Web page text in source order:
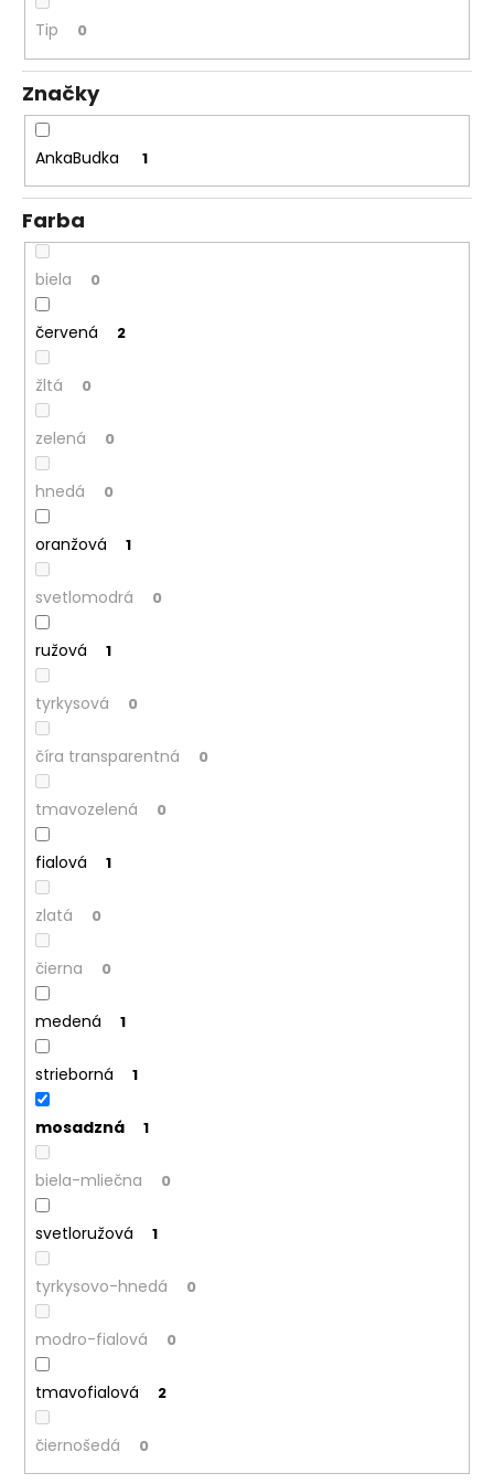
Tip 0
Značky
AnkaBudka 1
Farba
biela 0
červená 2
žltá 0
zelená 0
hnedá 0
oranžová 1
svetlomodrá 0
ružová 1
tyrkysová 0
číra transparentná 0
tmavozelená 0
fialová 1
zlatá 0
čierna 0
medená 1
strieborná 1
mosadzná 1
biela-mliečna 0
svetloružová 1
tyrkysovo-hnedá 0
modro-fialová 0
tmavofialová 2
čiernošedá 0
á
j
s
ť
?
O
d
p
o
ú
a
m